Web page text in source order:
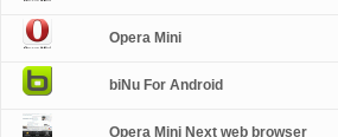
Opera Mini
biNu For Android
Opera Mini Next web browser